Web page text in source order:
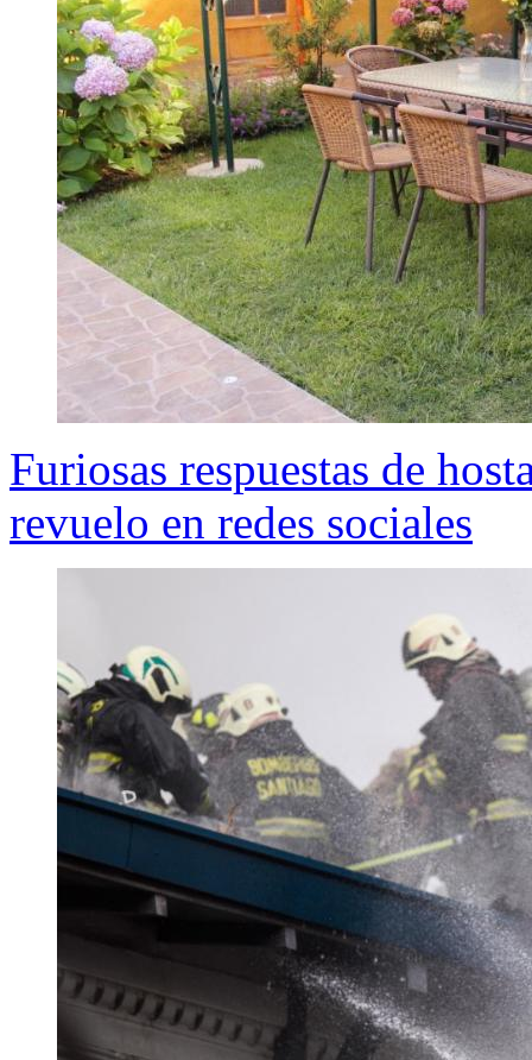
Furiosas respuestas de
revuelo en redes sociales